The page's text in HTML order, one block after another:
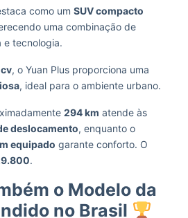
como um SUV compacto
uma combinação de
e tecnologia.
, o Yuan Plus proporciona uma
, ideal para o ambiente urbano.
294 km atende às
deslocamento, enquanto o
equipado garante conforto. O
.
o Modelo da
no Brasil